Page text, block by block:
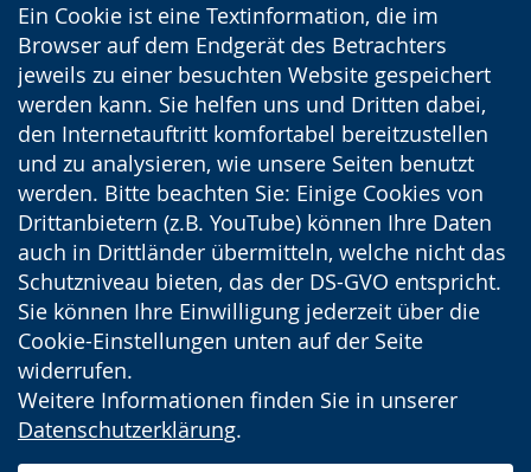
Ein Cookie ist eine Textinformation, die im
Browser auf dem Endgerät des Betrachters
jeweils zu einer besuchten Website gespeichert
werden kann. Sie helfen uns und Dritten dabei,
den Internetauftritt komfortabel bereitzustellen
und zu analysieren, wie unsere Seiten benutzt
werden. Bitte beachten Sie: Einige Cookies von
Drittanbietern (z.B. YouTube) können Ihre Daten
auch in Drittländer übermitteln, welche nicht das
Schutzniveau bieten, das der DS-GVO entspricht.
Sie können Ihre Einwilligung jederzeit über die
Cookie-Einstellungen unten auf der Seite
widerrufen.
Weitere Informationen finden Sie in unserer
Datenschutzerklärung.